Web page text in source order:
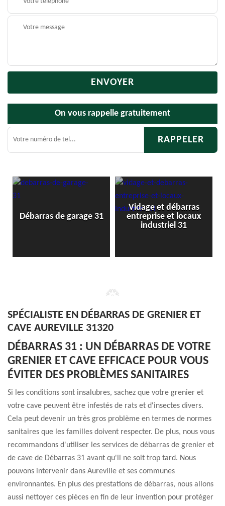
On vous rappelle gratuitement
Débarras de garage 31
Vidage et débarras
entreprise et locaux
industriel 31
SPÉCIALISTE EN DÉBARRAS DE GRENIER ET
CAVE AUREVILLE 31320
DÉBARRAS 31 : UN DÉBARRAS DE VOTRE
GRENIER ET CAVE EFFICACE POUR VOUS
ÉVITER DES PROBLÈMES SANITAIRES
Si les conditions sont insalubres, sachez que votre grenier et
votre cave peuvent être infestés de rats et d'insectes divers.
Cela peut devenir un très gros problème en termes de normes
sanitaires que les familles doivent respecter. De plus, nous vous
recommandons d'utiliser les services de débarras de grenier et
de cave de Débarras 31 avant qu'il ne soit trop tard. Nous
pouvons intervenir dans Aureville et ses communes
environnantes. En plus des prestations de débarras, nous allons
aussi nettoyer ces pièces en fin de leur invention pour protéger